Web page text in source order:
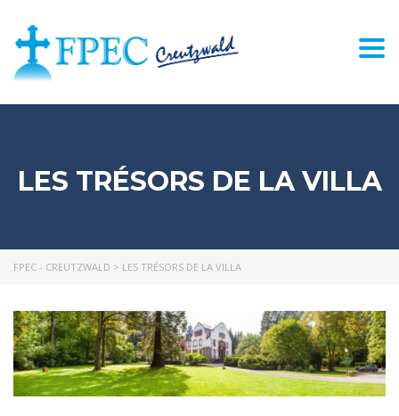
LES TRÉSORS DE LA VILLA
FPEC - CREUTZWALD > LES TRÉSORS DE LA VILLA